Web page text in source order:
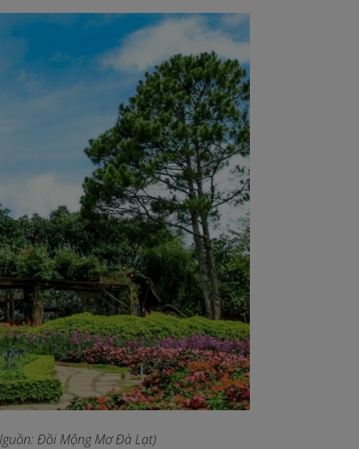
Đồi Mộng Mơ Đà Lạt)